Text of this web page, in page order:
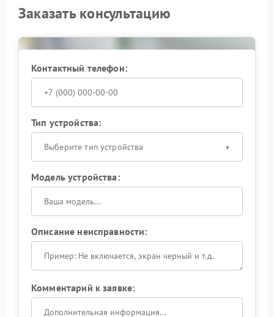
Заказать консультацию
Контактный телефон:
Тип устройства:
Выберите тип устройства
Модель устройства:
Описание неисправности:
Комментарий к заявке: